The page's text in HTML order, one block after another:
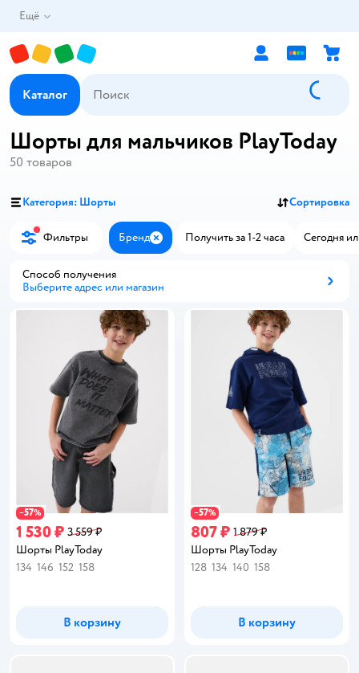
Ещё
Каталог
Шорты для мальчиков PlayToday
50 товаров
Категория: Шорты Сортировка
Фильтры Бренд ЗакрытьПолучить за 1-2 часа Сегодня
Способ получения
Выберите адрес или магазин
−57%
1 530 ₽ 3 559 ₽
Шорты PlayToday
134 146 152 158
В корзину
−57%
807 ₽ 1 879 ₽
Шорты PlayToday
128 134 140 158
В корзину